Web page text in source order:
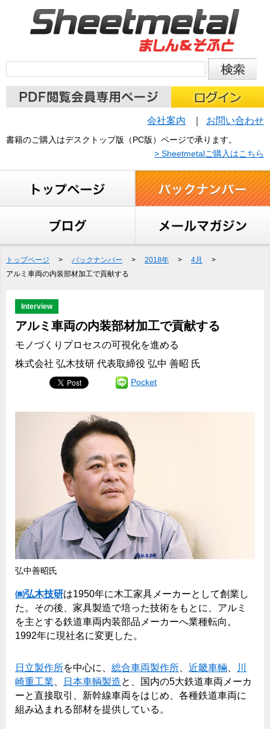
会社案内 お問い合わせ
書籍のご購入はデスクトップ版（PC版）ページで承ります。
> Sheetmetalご購入はこちら
トップページ > バックナンバー > 2018年 > 4月
>
アルミ車両の内装部材加工で貢献する
Interview
アルミ車両の内装部材加工で貢献する
モノづくりプロセスの可視化を進める
株式会社 弘木技研 代表取締役 弘中 善昭 氏
Pocket
弘中善昭氏
㈱弘木技研は1950年に木工家具メーカーとして創業し
た。その後、家具製造で培った技術をもとに、アルミ
を主とする鉄道車両内装部品メーカーへ業種転向。
1992年に現社名に変更した。
日立製作所を中心に、 総合車両製作所 近畿車輛
川
崎重工業
日本車輌製造と、国内の5大鉄道車両メーカ
ーと直接取引、新幹線車両をはじめ、各種鉄道車両に
組み込まれる部材を提供している。